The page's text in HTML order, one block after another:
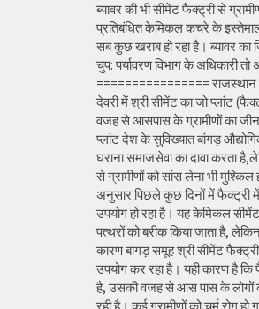
ब्यावर की भी सीमेंट फैक्ट्री से
प्रतिबंधित केमिकल कचरे के इस्तेमाल
सब कुछ खराब हो रहा है। ब्यावर
चुप: पर्यावरण विभाग के अधिकारी
================
देवरी में श्री सीमेंट का जो प्लांट
वजह से आसपास के ग्रामीणों का
प्लांट देश के सुविख्यात बांगड़
घराना समाजसेवा का दावा करता
से ग्रामीणों को सांस लेना भी मुश्किल
अनुसार पिछले कुछ दिनों में फैक्ट्री
उपयोग हो रहा है। यह केमिकल
पत्थरों को बरीक किया जाता है,
कारण बांगड़ समूह श्री सीमेंट
उपयोग कर रहा है। यही कारण है
है, उसकी वजह से आस पास के लोगों